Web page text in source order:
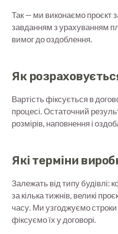
Так — ми виконаємо проєкт
завданням з урахуванням
вимог до оздоблення.
Як
Вартість фіксується в
процесі. Остаточний
розмірів, наповнення і
Які терміни
Залежать від типу будівлі:
за кілька тижнів, великі
часу. Ми узгоджуємо строки
фіксуємо їх у договорі.